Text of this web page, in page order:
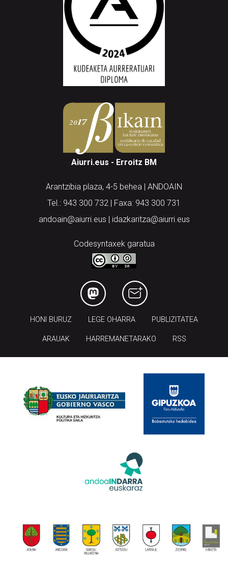
Aiurri.eus - Erroitz BM
Arantzibia plaza, 4-5 behea | ANDOAIN
Tel.: 943 300 732 | Faxa: 943 300 731
andoain@aiurri.eus | idazkaritza@aiurri.eus
Codesyntaxek garatua
HONI BURUZ LEGE OHARRA PUBLIZITATEA
ARAUAK HARREMANETARAKO RSS